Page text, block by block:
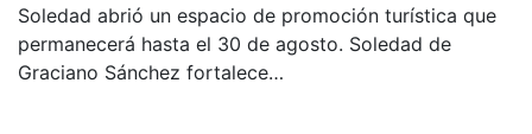
Soledad abrió un espacio de promoción turística que
permanecerá hasta el 30 de agosto. Soledad de
Graciano Sánchez fortalece…